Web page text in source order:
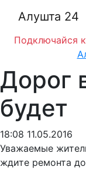
Алушта 24
Подключайся к
Дорог
будет
18:08 11.05.2016
Уважаемые
ждите ремонта